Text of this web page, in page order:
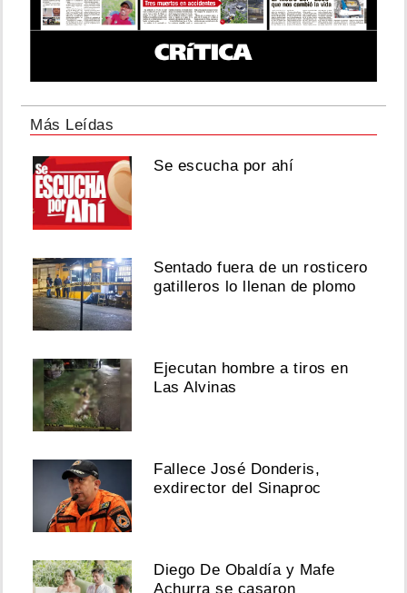
Más Leídas
Se escucha por ahí
Sentado fuera de un rosticero
gatilleros lo llenan de plomo
Ejecutan hombre a tiros en
Las Alvinas
Fallece José Donderis,
exdirector del Sinaproc
Diego De Obaldía y Mafe
Achurra se casaron